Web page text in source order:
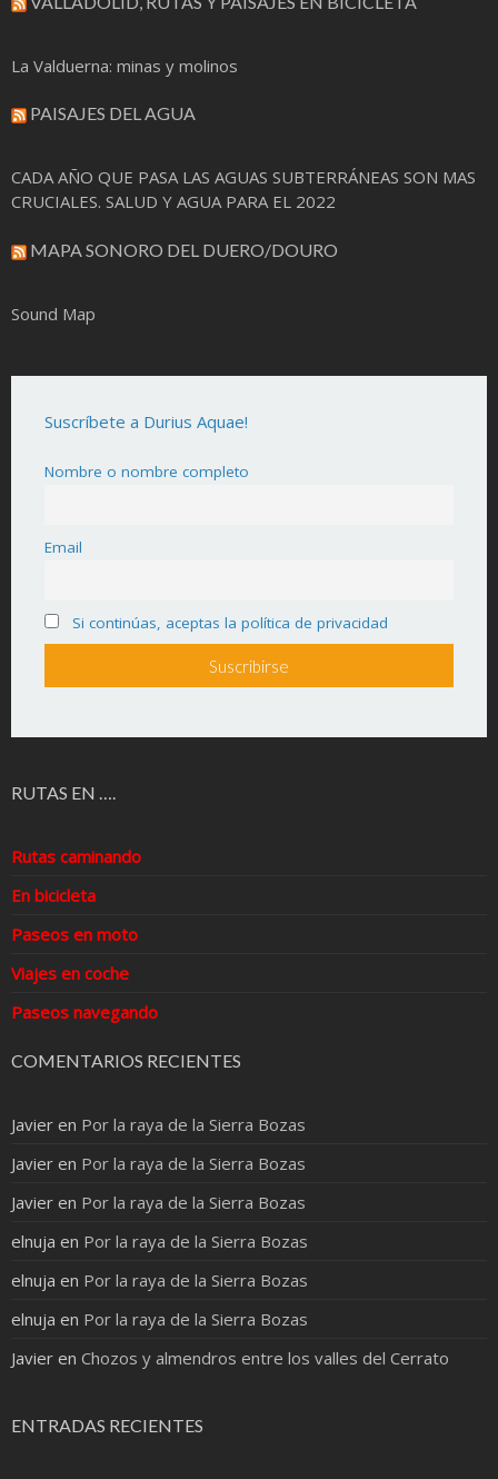
La Valduerna: minas y molinos
PAISAJES DEL AGUA
CADA AÑO QUE PASA LAS AGUAS SUBTERRÁNEAS SON MAS
CRUCIALES. SALUD Y AGUA PARA EL 2022
MAPA SONORO DEL DUERO/DOURO
Sound Map
Suscríbete a Durius Aquae!
Nombre o nombre completo
Email
Si continúas, aceptas la política de privacidad
RUTAS EN ….
Rutas caminando
En bicicleta
Paseos en moto
Viajes en coche
Paseos navegando
COMENTARIOS RECIENTES
Javier en Por la raya de la Sierra Bozas
Javier en Por la raya de la Sierra Bozas
Javier en Por la raya de la Sierra Bozas
elnuja en Por la raya de la Sierra Bozas
elnuja en Por la raya de la Sierra Bozas
elnuja en Por la raya de la Sierra Bozas
Javier en Chozos y almendros entre los valles del Cerrato
ENTRADAS RECIENTES